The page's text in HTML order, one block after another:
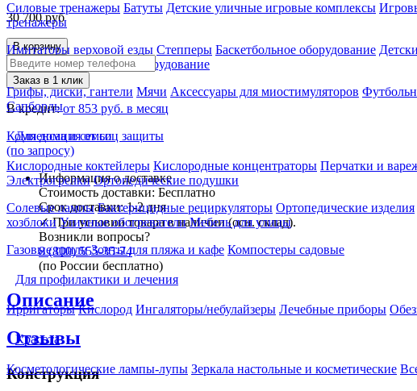
Силовые тренажеры Батуты Детские уличные игровые комплексы
тренажеры
Имитаторы верховой езды Степперы Баскетбольное оборудование
аппараты Спортивное оборудование
Грифы, диски, гантели Мячи Аксессуары для миостимуляторов
Сапборды
Для дома и семьи
Кислородные коктейлеры Кислородные концентраторы Перчатки и
Электрогрелки Ортопедические подушки
Солевые лампы Бактерицидные рециркуляторы Ортопедические изделия
хозблоки Уличные обогреватели Мебель для улицы
Газовые грили Зонты для пляжа и кафе Компостеры садовые
Для профилактики и лечения
Ирригаторы Кислород Ингаляторы/небулайзеры Лечебные приборы
Красота
Косметологические лампы-лупы Зеркала настольные и косметические
30 700руб
В корзину
Заказ в 1 клик
В кредит:от 853 руб. в месяц
Компенсация от соц защиты
(по запросу)
Информация о доставке
Стоимость доставки: Бесплатно
Срок доставки: 1-2 дня
✓При условии товара в наличии (осн. склад).
Возникли вопросы?
8 (800) 555-35-74
(по России бесплатно)
Описание
Отзывы
Конструкция